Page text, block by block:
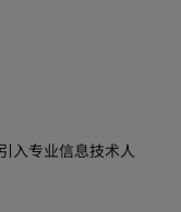
入专业信息技术人